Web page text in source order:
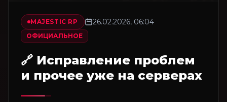
MAJESTIC RP 26.02.2026, 06:04
ОФИЦИАЛЬНОЕ
🔗 Исправление проблем
и прочее уже на серверах